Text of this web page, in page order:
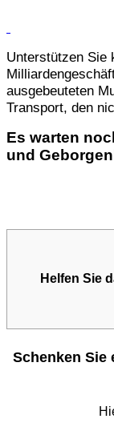
Unterstützen Sie
ausgebeuteten
Transport, den
Es warten
und
Helfen Sie
Schenken Sie